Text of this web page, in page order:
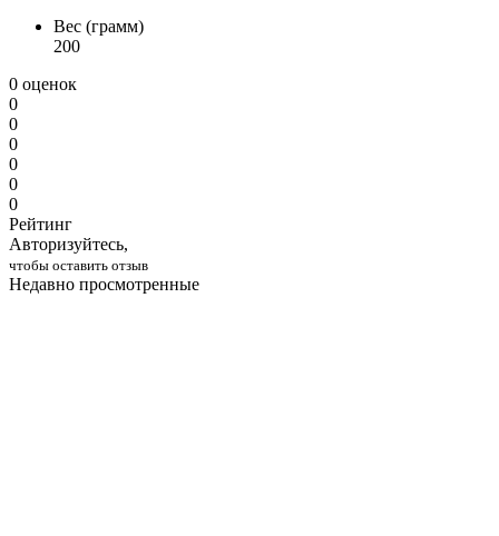
Вес (грамм)
200
0 оценок
0
0
0
0
0
0
Рейтинг
Авторизуйтесь,
чтобы оставить отзыв
Недавно просмотренные